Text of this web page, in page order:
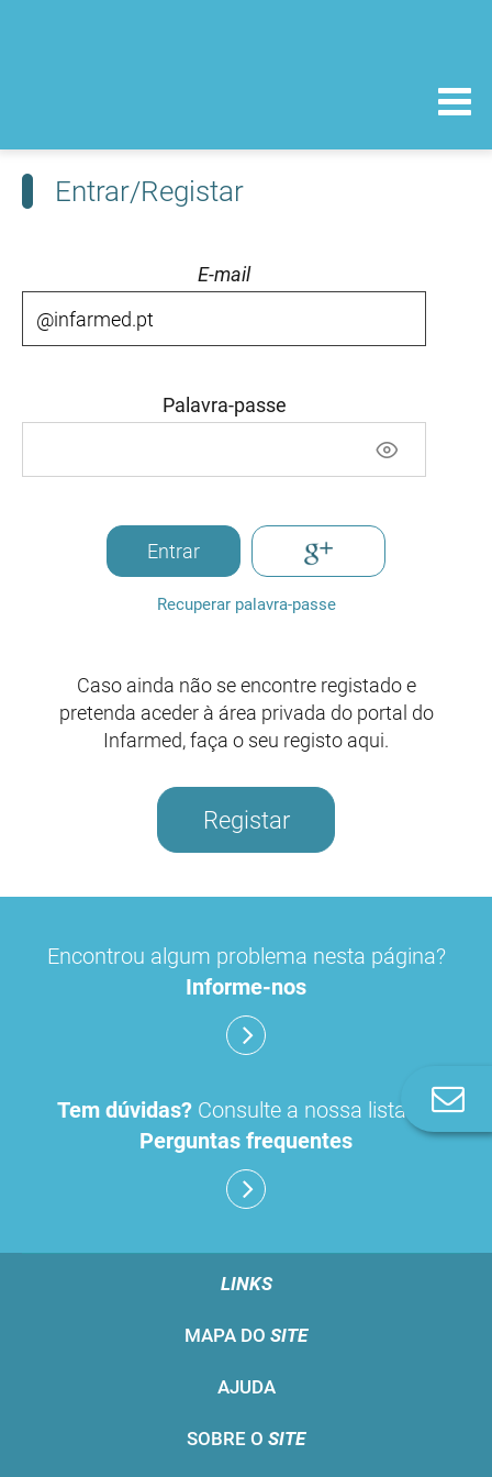
Entrar/Registar
E-mail
Palavra-passe
Entrar
Recuperar palavra-passe
Caso ainda não se encontre registado e
pretenda aceder à área privada do portal do
Infarmed, faça o seu registo aqui.
Registar
Encontrou algum problema nesta página?
Informe-nos
Tem dúvidas? Consulte a nossa lista de
Perguntas frequentes
LINKS
MAPA DO SITE
AJUDA
SOBRE O SITE